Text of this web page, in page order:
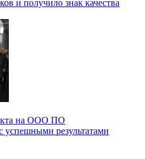
и получило знак качества
на ООО ПО
успешными результатами